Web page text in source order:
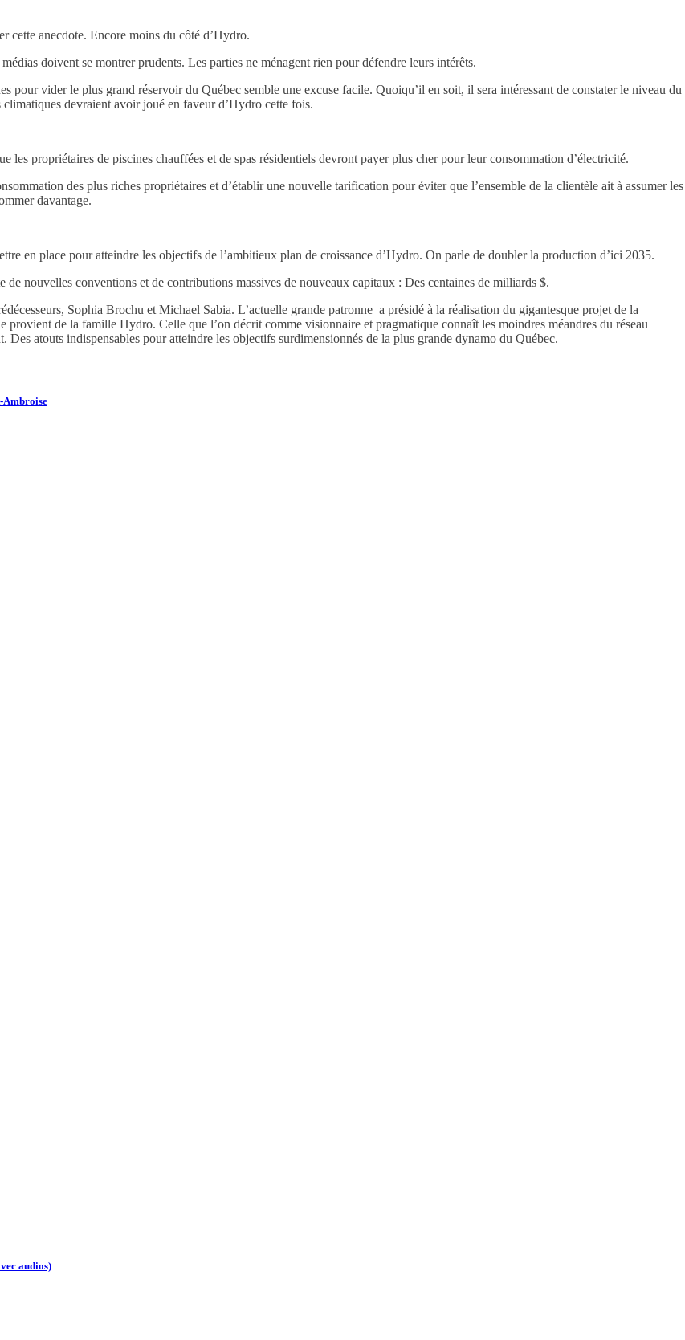
cette anecdote. Encore moins du côté d’Hydro.
doivent se montrer prudents. Les parties ne ménagent rien pour défendre leurs intérêts.
pour vider le plus grand réservoir du Québec semble une excuse facile. Quoiqu’il en soit, il sera intéressant de constater le niveau du
devraient avoir joué en faveur d’Hydro cette fois.
propriétaires de piscines chauffées et de spas résidentiels devront payer plus cher pour leur consommation d’électricité.
des plus riches propriétaires et d’établir une nouvelle tarification pour éviter que l’ensemble de la clientèle ait à assumer les
davantage.
en place pour atteindre les objectifs de l’ambitieux plan de croissance d’Hydro. On parle de doubler la production d’ici 2035.
nouvelles conventions et de contributions massives de nouveaux capitaux : Des centaines de milliards $.
Sophia Brochu et Michael Sabia. L’actuelle grande patronne a présidé à la réalisation du gigantesque projet de la
de la famille Hydro. Celle que l’on décrit comme visionnaire et pragmatique connaît les moindres méandres du réseau
atouts indispensables pour atteindre les objectifs surdimensionnés de la plus grande dynamo du Québec.
Ambroise
audios)